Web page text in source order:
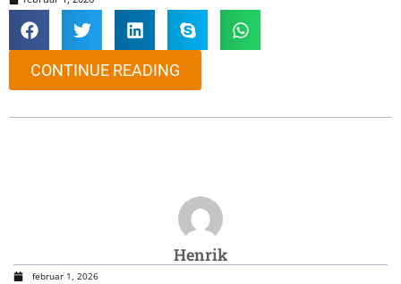
CONTINUE READING
Henrik
februar 1, 2026